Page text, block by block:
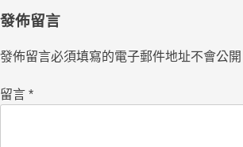
發佈留言
發佈留言必須填寫的電子郵件地址不會公開
留言 *